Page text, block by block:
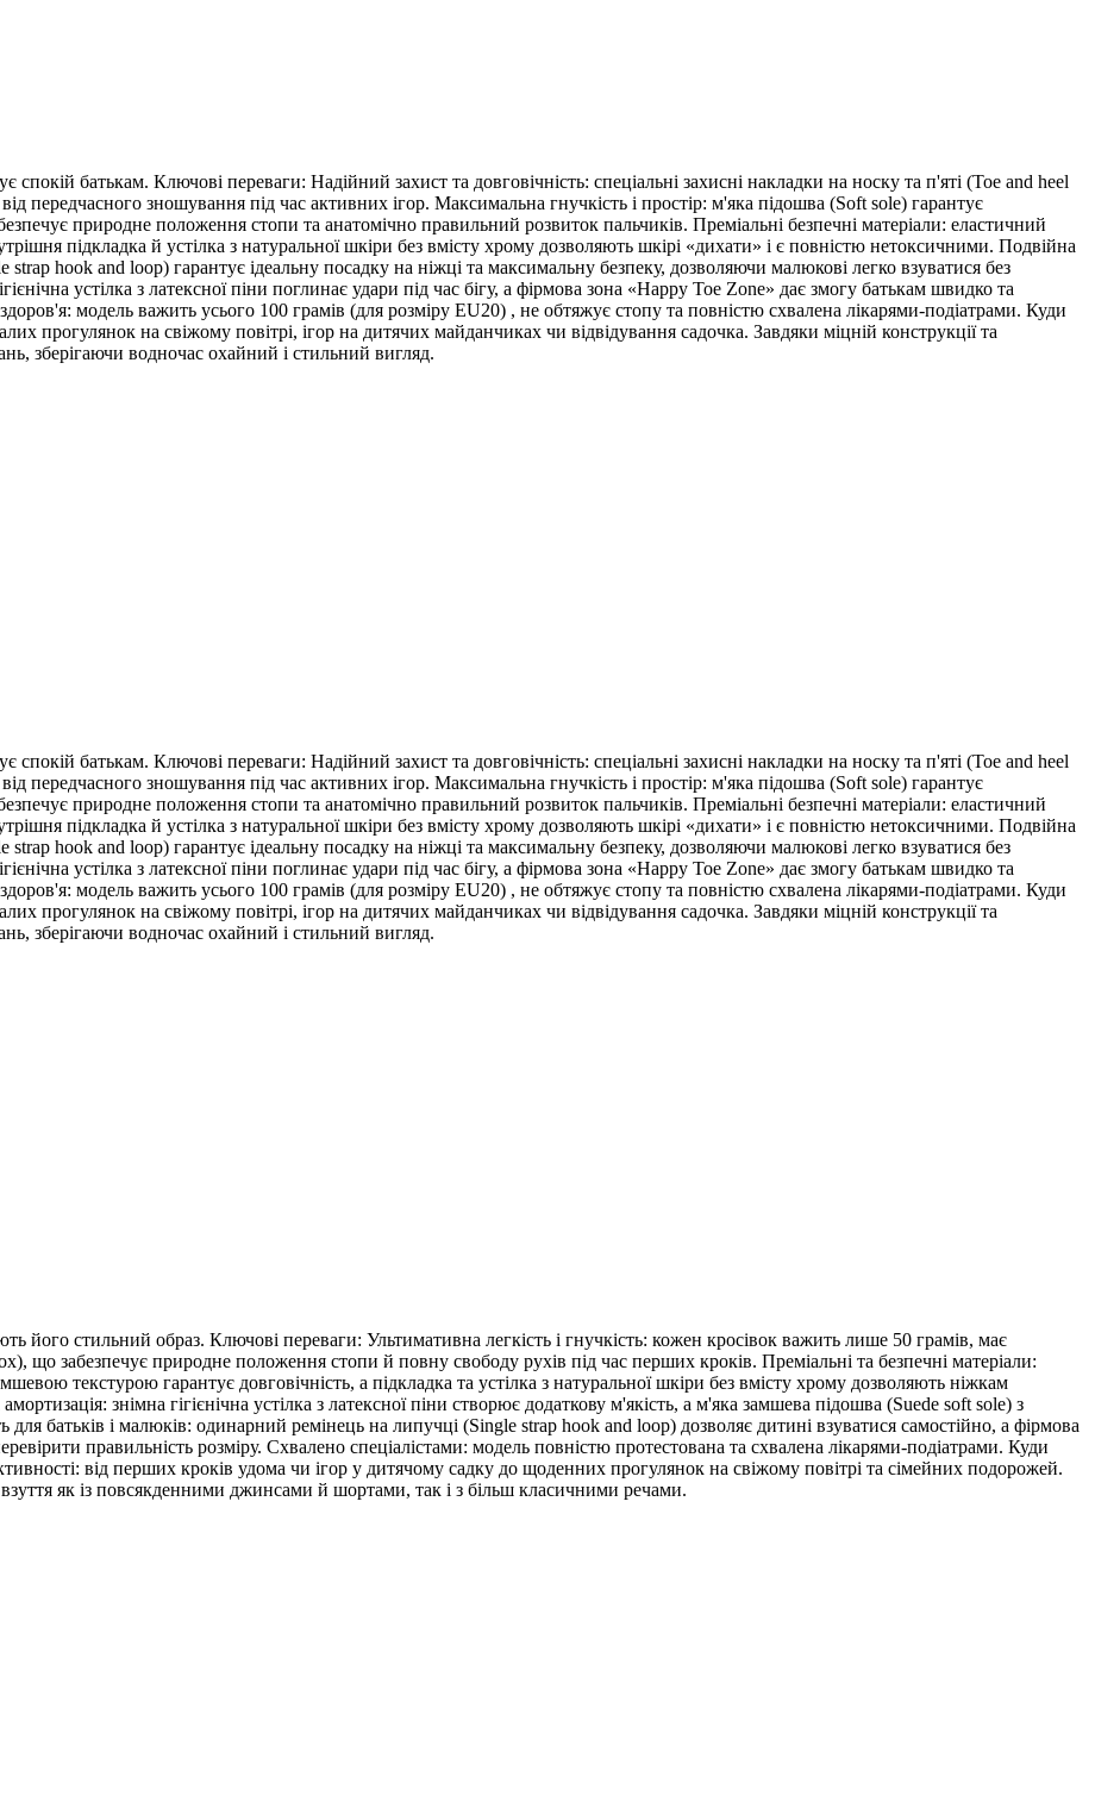
батькам. Ключові переваги: Надійний захист та довговічність: спеціальні захисні накладки на носку та п'яті (Toe and heel
передчасного зношування під час активних ігор. Максимальна гнучкість і простір: м'яка підошва (Soft sole) гарантує
природне положення стопи та анатомічно правильний розвиток пальчиків. Преміальні безпечні матеріали: еластичний
підкладка й устілка з натуральної шкіри без вмісту хрому дозволяють шкірі «дихати» і є повністю нетоксичними. Подвійна
strap hook and loop) гарантує ідеальну посадку на ніжці та максимальну безпеку, дозволяючи малюкові легко взуватися без
устілка з латексної піни поглинає удари під час бігу, а фірмова зона «Happy Toe Zone» дає змогу батькам швидко та
модель важить усього 100 грамів (для розміру EU20) , не обтяжує стопу та повністю схвалена лікарями-подіатрами. Куди
прогулянок на свіжому повітрі, ігор на дитячих майданчиках чи відвідування садочка. Завдяки міцній конструкції та
зберігаючи водночас охайний і стильний вигляд.
батькам. Ключові переваги: Надійний захист та довговічність: спеціальні захисні накладки на носку та п'яті (Toe and heel
передчасного зношування під час активних ігор. Максимальна гнучкість і простір: м'яка підошва (Soft sole) гарантує
природне положення стопи та анатомічно правильний розвиток пальчиків. Преміальні безпечні матеріали: еластичний
підкладка й устілка з натуральної шкіри без вмісту хрому дозволяють шкірі «дихати» і є повністю нетоксичними. Подвійна
strap hook and loop) гарантує ідеальну посадку на ніжці та максимальну безпеку, дозволяючи малюкові легко взуватися без
устілка з латексної піни поглинає удари під час бігу, а фірмова зона «Happy Toe Zone» дає змогу батькам швидко та
модель важить усього 100 грамів (для розміру EU20) , не обтяжує стопу та повністю схвалена лікарями-подіатрами. Куди
прогулянок на свіжому повітрі, ігор на дитячих майданчиках чи відвідування садочка. Завдяки міцній конструкції та
зберігаючи водночас охайний і стильний вигляд.
стильний образ. Ключові переваги: Ультимативна легкість і гнучкість: кожен кросівок важить лише 50 грамів, має
що забезпечує природне положення стопи й повну свободу рухів під час перших кроків. Преміальні та безпечні матеріали:
текстурою гарантує довговічність, а підкладка та устілка з натуральної шкіри без вмісту хрому дозволяють ніжкам
знімна гігієнічна устілка з латексної піни створює додаткову м'якість, а м'яка замшева підошва (Suede soft sole) з
батьків і малюків: одинарний ремінець на липучці (Single strap hook and loop) дозволяє дитині взуватися самостійно, а фірмова
правильність розміру. Схвалено спеціалістами: модель повністю протестована та схвалена лікарями-подіатрами. Куди
від перших кроків удома чи ігор у дитячому садку до щоденних прогулянок на свіжому повітрі та сімейних подорожей.
як із повсякденними джинсами й шортами, так і з більш класичними речами.